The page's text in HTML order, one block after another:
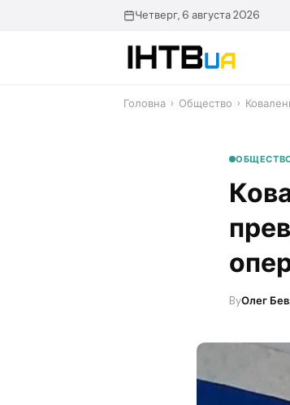
Четверг, 6 августа 2026
Головна › Общество ›
ByОлег